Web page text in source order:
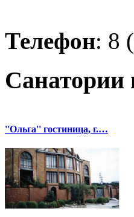
Телефон: 8
Санатории
''Ольга'' гостиница, г.…